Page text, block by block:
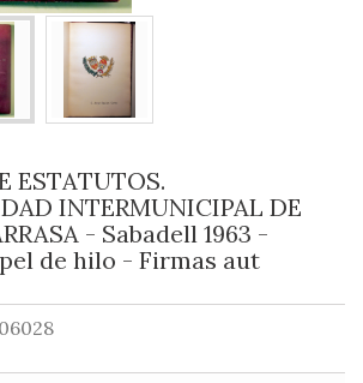
ESTATUTOS.
INTERMUNICIPAL DE
- Sabadell 1963 -
de hilo - Firmas aut